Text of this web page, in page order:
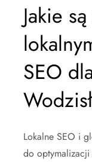
Jakie
SEO
Lokalne SEO i
do optymalizacji